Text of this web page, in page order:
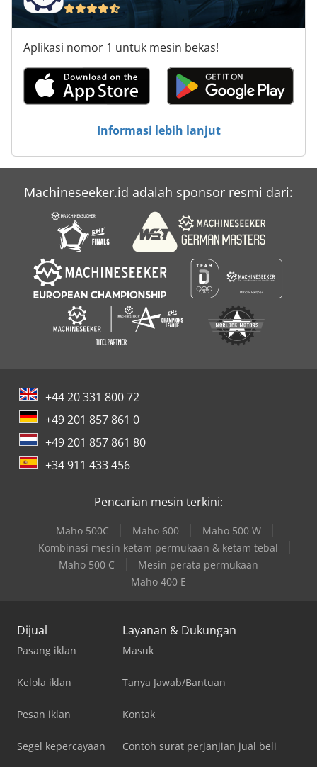
Aplikasi nomor 1 untuk mesin bekas!
Informasi lebih lanjut
Machineseeker.id adalah sponsor resmi dari:
+44 20 331 800 72
+49 201 857 861 0
+49 201 857 861 80
+34 911 433 456
Pencarian mesin terkini:
Maho 500C Maho 600
Maho 500 W
Kombinasi mesin ketam permukaan & ketam tebal
Maho 500 C
Mesin perata permukaan
Maho 400 E
Dijual
Pasang iklan
Kelola iklan
Pesan iklan
Segel kepercayaan
Layanan & Dukungan
Masuk
Tanya Jawab/Bantuan
Kontak
Contoh surat perjanjian jual beli